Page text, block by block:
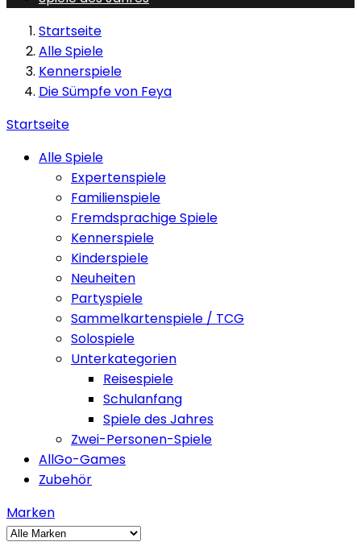
Startseite
Alle Spiele
Kennerspiele
Die Sümpfe von Feya
Startseite
Alle Spiele
Expertenspiele
Familienspiele
Fremdsprachige Spiele
Kennerspiele
Kinderspiele
Neuheiten
Partyspiele
Sammelkartenspiele / TCG
Solospiele
Unterkategorien
Reisespiele
Schulanfang
Spiele des Jahres
Zwei-Personen-Spiele
AllGo-Games
Zubehör
Marken